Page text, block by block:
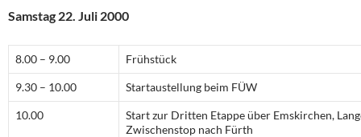
Samstag 22. Juli 2000
8.00 – 9.00 Frühstück
9.30 – 10.00 Startaustellung beim FÜW
10.00
Start zur Dritten Etappe über Emskirchen,
Zwischenstop nach Fürth